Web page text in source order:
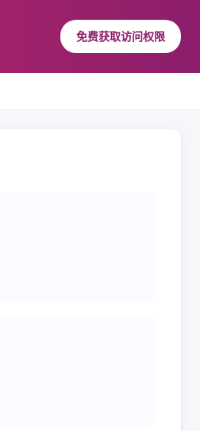
免费获取访问权限